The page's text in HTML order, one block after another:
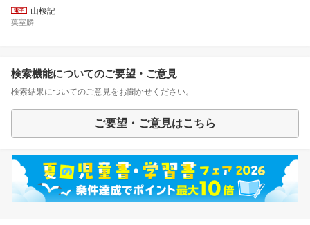
山桜記
葉室麟
検索機能についてのご要望・ご意見
検索結果についてのご意見をお聞かせください。
ご要望・ご意見はこちら